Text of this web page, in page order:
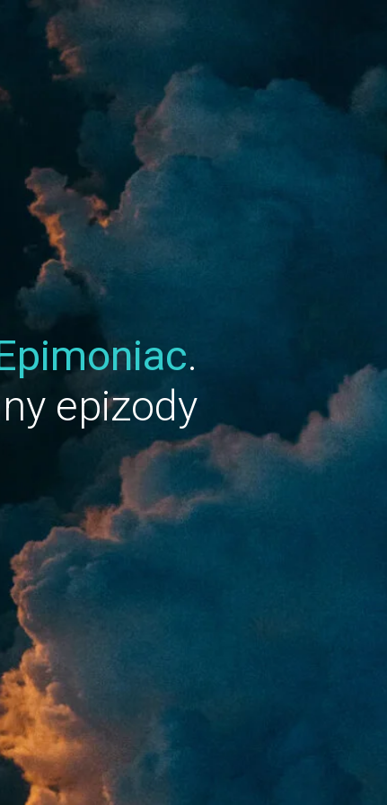
.
epizody